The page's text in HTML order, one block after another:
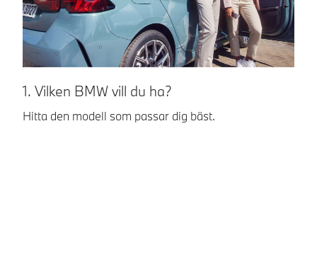
1. Vilken BMW vill du ha?
Hitta den modell som passar dig bäst.